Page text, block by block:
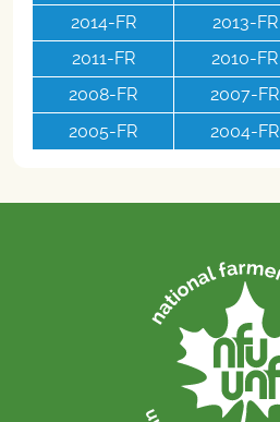
2014-FR
2013-FR
2011-FR
2010-FR
2008-FR
2007-FR
2005-FR
2004-FR